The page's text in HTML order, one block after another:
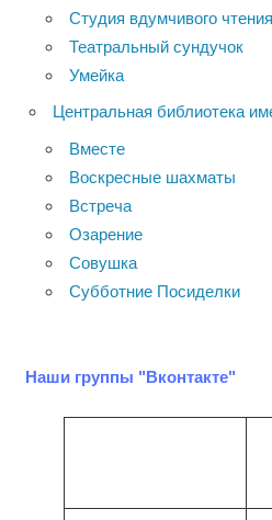
Студия вдумчивого чтения
Театральный сундучок
Умейка
Центральная библиотека
Вместе
Воскресные шахматы
Встреча
Озарение
Совушка
Субботние Посиделки
Наши группы "Вконтакте"